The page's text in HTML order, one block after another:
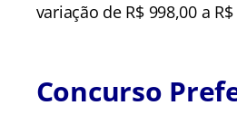
variação de R$ 998,00 a
Concurso